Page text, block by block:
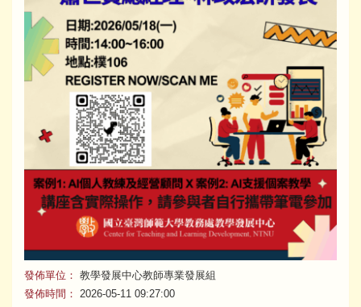
發佈單位： 教學發展中心教師專業發展組
發佈時間：
2026-05-11 09:27:00